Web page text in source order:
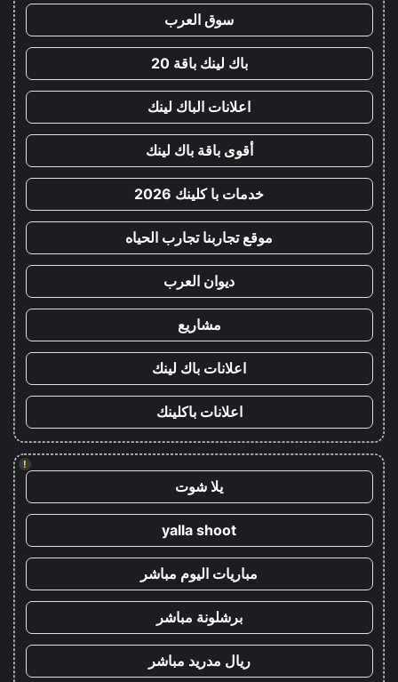
سوق العرب
باك لينك باقة 20
اعلانات الباك لينك
أقوى باقة باك لينك
خدمات با كلينك 2026
موقع تجاربنا تجارب الحياه
ديوان العرب
مشاريع
اعلانات باك لينك
اعلانات باكلينك
!
يلا شوت
yalla shoot
مباريات اليوم مباشر
برشلونة مباشر
ريال مدريد مباشر